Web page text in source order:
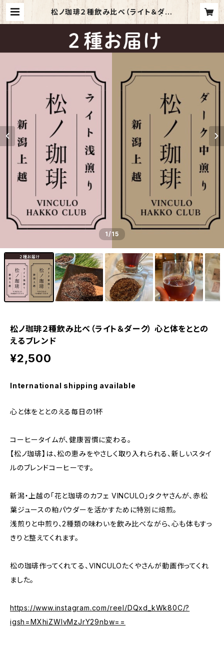
松ノ珈琲２種飲み比べ（ライト＆ダー
ク） 心と体をととのえるブレンド | 旅
1/15
松ノ珈琲２種飲み比べ（ライト＆ダーク） 心と体をととの
えるブレンド
¥2,500
International shipping available
心と体をととのえる毎日の1杯
コーヒータイムが、健康習慣に変わる。
【松ノ珈琲】は、松の恵みをやさしく取り入れられる、新しいスタイ
ルのブレンドコーヒーです。
新潟・上越の「花と珈琲のカフェ VINCULO」タクヤさんが、赤松
葉ジュースの粕パウダーを活かすために特別に焙煎。
浅煎りと中煎り、2種類の味わいを飲み比べながら、心も体もすっ
きりと整えてくれます。
松の珈琲作ってくれてる、VINCULOたくやさんが動画作ってくれ
ました。
https://www.instagram.com/reel/DQxd_kWk80C/?
igsh=MXhiZWlvMzJrY29nbw==